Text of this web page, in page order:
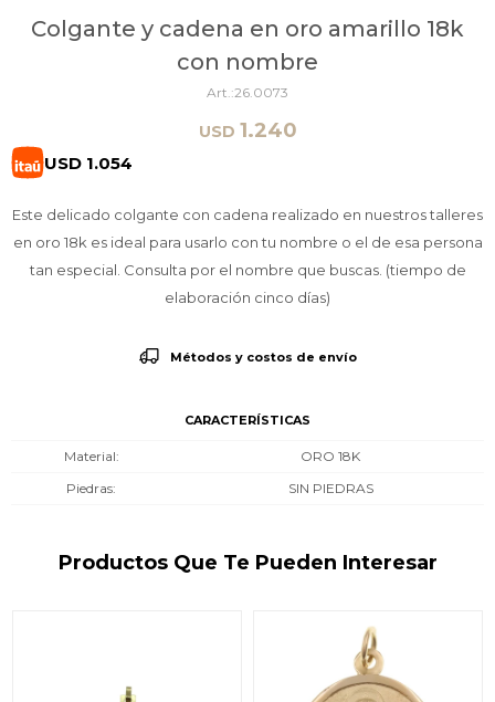
Colgante y cadena en oro amarillo 18k
con nombre
26.0073
USD 1.240
USD 1.054
Este delicado colgante con cadena realizado en nuestros talleres
en oro 18k es ideal para usarlo con tu nombre o el de esa persona
tan especial. Consulta por el nombre que buscas. (tiempo de
elaboración cinco días)
Métodos y costos de envío
CARACTERÍSTICAS
Material
ORO 18K
Piedras
SIN PIEDRAS
Productos Que Te Pueden Interesar